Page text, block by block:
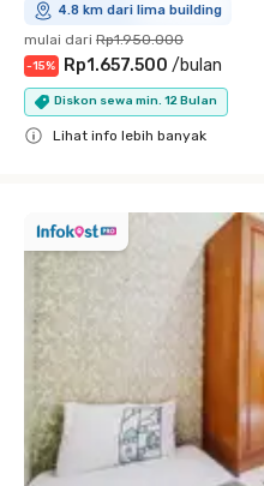
4.8 km dari lima building
mulai dari Rp1.950.000
-15% Rp1.657.500 /bulan
Diskon sewa min. 12 Bulan
Lihat info lebih banyak